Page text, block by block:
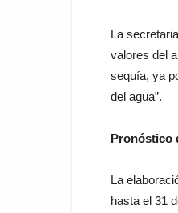
La
valores del
sequía, ya
del agua”.
Pronóstico
La
hasta el 31